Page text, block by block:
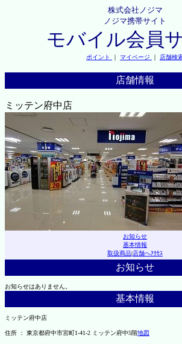
株式会社ノジマ
ノジマ携帯サイト
モバイル会員
ポイント ｜ マイページ ｜ 店舗検
店舗情報
ミッテン府中店
お知らせ
基本情報
取扱商品|店舗へｱｸｾｽ
お知らせ
お知らせはありません。
基本情報
ミッテン府中店
住所 ： 東京都府中市宮町1-41-2 ミッテン府中5階地図